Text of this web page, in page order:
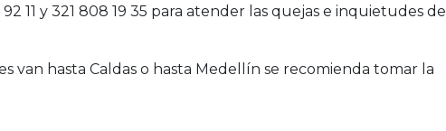
11 y 321 808 19 35 para atender las quejas e inquietudes de
van hasta Caldas o hasta Medellín se recomienda tomar la